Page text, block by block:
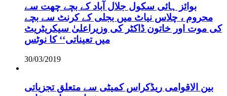
بوائز ہائی سکول جلال آباد کے بچے چھت سے
محروم ، چلاس نیاٹ میں بجلی کے کرنٹ سے بچے
کی موت اور خاتون ڈاکٹر کی وزیراعلیٰ سیکریٹریٹ
میں تعیناتی‘‘ کا نوٹس
30/03/2019
بین الاقوامی ریڈکراس کمیٹی سے متعلق تجزیاتی